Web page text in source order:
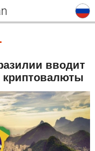
вводит
криптовалюты